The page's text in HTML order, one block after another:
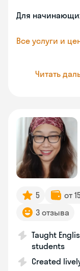
Для
Все услуги и
Читать
5 от
3 отзыва
Taught
students
Created